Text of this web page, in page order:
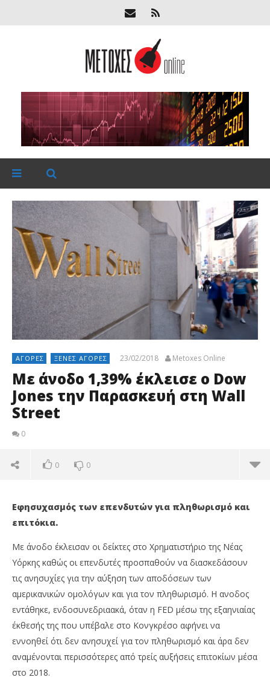
ΑΓΟΡΈΣ ΞΈΝΕΣ ΑΓΟΡΈΣ 23/02/2018 Metoxes Online
Με άνοδο 1,39% έκλεισε ο Dow
Jones την Παρασκευή στη Wall
Street
0
0 0
NOW VIEWING
Με άνοδο 1,39% έκλεισε ο Dow Jones την
Εφησυχασμός των επενδυτών για πληθωρισμό και
επιτόκια.
Με άνοδο έκλεισαν οι δείκτες στο Χρηματιστήριο της Νέας
Υόρκης καθώς οι επενδυτές προσπαθούν να διασκεδάσουν
τις ανησυχίες για την αύξηση των αποδόσεων των
αμερικανικών ομολόγων και για τον πληθωρισμό. Η ανοδος
εντάθηκε, ενδοσυνεδριαακά, όταν η FED μέσω της εξαηνιαίας
έκθεσής της που υπέβαλε στο Κονγκρέσο αφήνει να
εννοηθεί ότι δεν ανησυχεί για τον πληθωρισμό και άρα δεν
αναμένονται περισσότερες από τρείς αυξήσεις επιτοκίων μέσα
στο 2018.